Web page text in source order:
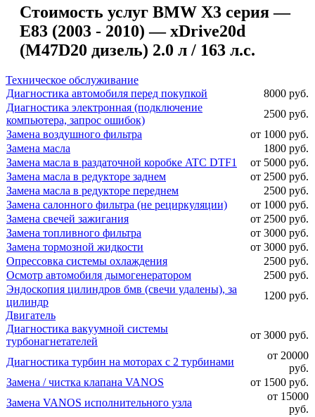
Стоимость услуг BMW X3 серия —
E83 (2003 - 2010) — xDrive20d
(M47D20 дизель) 2.0 л / 163 л.с.
Техническое обслуживание
Диагностика автомобиля перед покупкой
8000 руб.
Диагностика электронная (подключение
компьютера, запрос ошибок)
2500 руб.
Замена воздушного фильтра
от 1000 руб.
Замена масла
1800 руб.
Замена масла в раздаточной коробке ATC DTF1
от 5000 руб.
Замена масла в редукторе заднем
от 2500 руб.
Замена масла в редукторе переднем
2500 руб.
Замена салонного фильтра (не рециркуляции)
от 1000 руб.
Замена свечей зажигания
от 2500 руб.
Замена топливного фильтра
от 3000 руб.
Замена тормозной жидкости
от 3000 руб.
Опрессовка системы охлаждения
2500 руб.
Осмотр автомобиля дымогенератором
2500 руб.
Эндоскопия цилиндров бмв (свечи удалены), за
цилиндр
1200 руб.
Двигатель
Диагностика вакуумной системы
турбонагнетателей
от 3000 руб.
Диагностика турбин на моторах с 2 турбинами
от 20000
руб.
Замена / чистка клапана VANOS
от 1500 руб.
Замена VANOS исполнительного узла
от 15000
руб.